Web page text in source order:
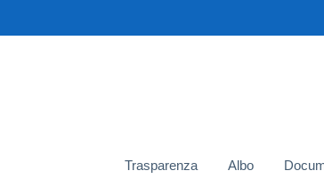
Trasparenza Albo